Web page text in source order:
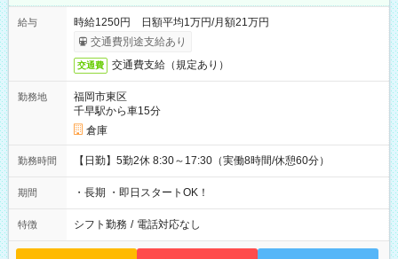
給与
時給1250円 日額平均1万円/月額21万円
交通費別途支給あり
交通費 交通費支給（規定あり）
勤務地
福岡市東区
千早駅から車15分
倉庫
勤務時間 【日勤】5勤2休 8:30～17:30（実働8時間/休憩60分）
期間 ・長期 ・即日スタートOK！
特徴 シフト勤務 / 電話対応なし